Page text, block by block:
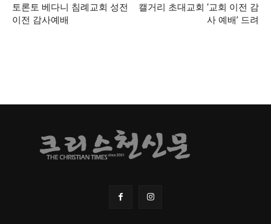
토론토 베다니 침례교회 성전
이전 감사예배
캘거리 초대교회 ‘교회 이전 감
사 예배’ 드려